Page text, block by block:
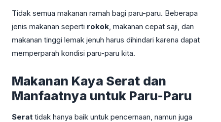
Tidak semua makanan ramah bagi paru-paru. Beberapa
jenis makanan seperti rokok, makanan cepat saji, dan
makanan tinggi lemak jenuh harus dihindari karena dapat
memperparah kondisi paru-paru kita.
Makanan Kaya Serat dan
Manfaatnya untuk Paru-Paru
Serat tidak hanya baik untuk pencernaan, namun juga